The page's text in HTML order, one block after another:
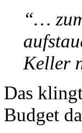
“…
Keller
Das
Budget